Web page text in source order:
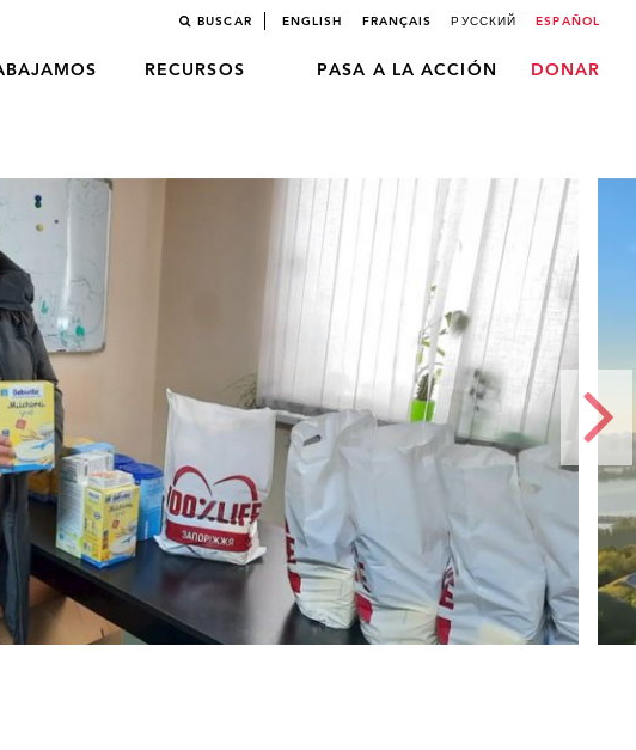
BUSCAR ENGLISH FRANÇAIS РУССКИЙ ESPAÑOL
RECURSOS PASA A LA ACCIÓN DONAR